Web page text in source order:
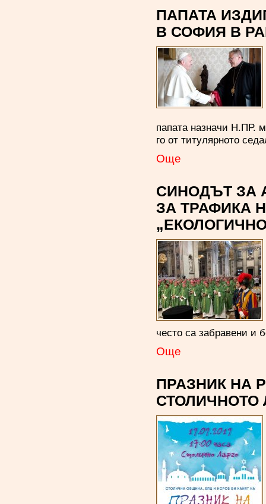
ПАПАТА
В СОФИЯ В
папата назначи Н.ПР.
го от титулярното
Oще
СИНОДЪТ ЗА
ЗА ТРАФИКА
често са забравени и
Oще
ПРАЗНИК НА
СТОЛИЧНОТО